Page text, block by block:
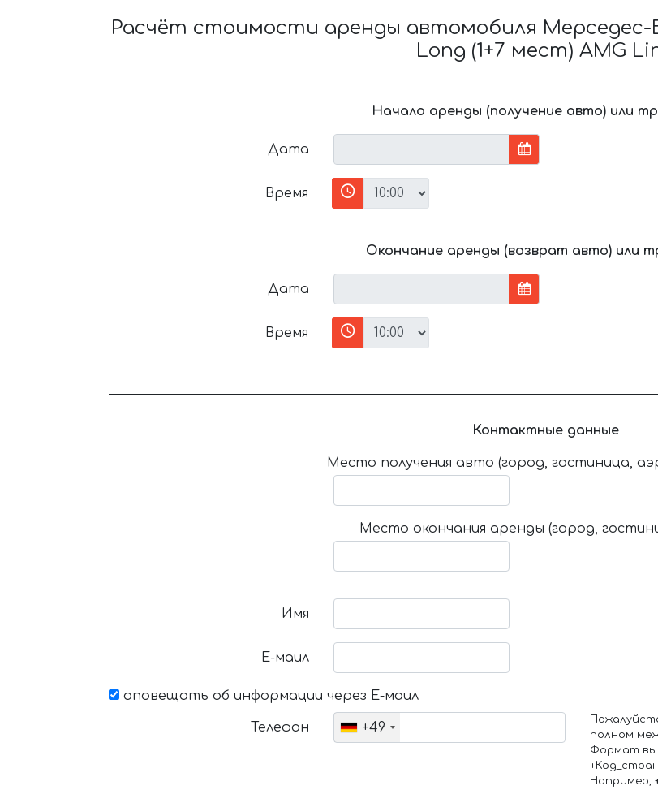
Расчёт стоимости аренды автомобиля Мерседес-
Long (1+7 мест) AMG
Начало аренды (получение авто) или
Дата
Время
Окончание аренды (возврат авто) или
Дата
Время
Контактные данные
Место получения авто (город, гостиница,
Место окончания аренды (город,
Имя
Е-маил
оповещать об информации через Е-маил
Телефон +49
полном
Формат
Например,